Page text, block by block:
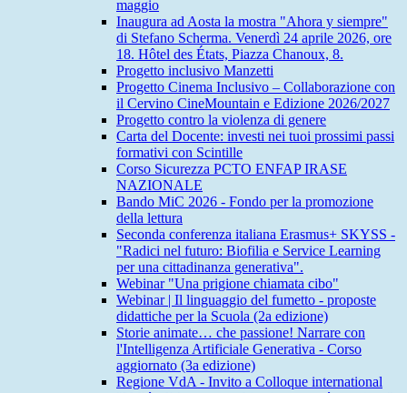
maggio
Inaugura ad Aosta la mostra "Ahora y siempre"
di Stefano Scherma. Venerdì 24 aprile 2026, ore
18. Hôtel des États, Piazza Chanoux, 8.
Progetto inclusivo Manzetti
Progetto Cinema Inclusivo – Collaborazione con
il Cervino CineMountain e Edizione 2026/2027
Progetto contro la violenza di genere
Carta del Docente: investi nei tuoi prossimi passi
formativi con Scintille
Corso Sicurezza PCTO ENFAP IRASE
NAZIONALE
Bando MiC 2026 - Fondo per la promozione
della lettura
Seconda conferenza italiana Erasmus+ SKYSS -
"Radici nel futuro: Biofilia e Service Learning
per una cittadinanza generativa".
Webinar "Una prigione chiamata cibo"
Webinar | Il linguaggio del fumetto - proposte
didattiche per la Scuola (2a edizione)
Storie animate… che passione! Narrare con
l'Intelligenza Artificiale Generativa - Corso
aggiornato (3a edizione)
Regione VdA - Invito a Colloque international